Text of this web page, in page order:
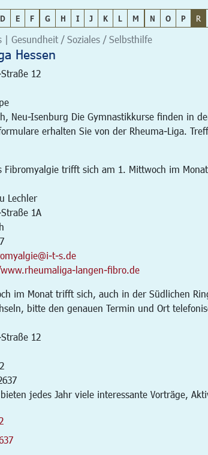
D E F G H I J K L M N O P R
| Gesundheit / Soziales / Selbsthilfe
Hessen
12
Neu-Isenburg Die Gymnastikkurse finden in
erhalten Sie von der Rheuma-Liga.
Fibromyalgie trifft sich am 1. Mittwoch im
Lechler
1A
t-s.de
langen-fibro.de
im Monat trifft sich, auch in der Südlichen
bitte den genauen Termin und Ort
12
jedes Jahr viele interessante Vorträge,